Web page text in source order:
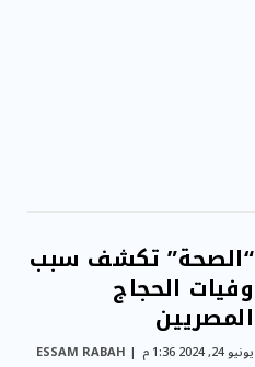
“الصحة” تكشف سبب
وفيات الحجاج
المصريين
يونيو 24, 2024 1:36 م ESSAM RABAH